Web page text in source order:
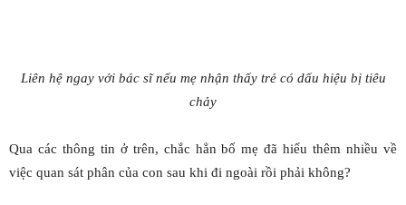
Liên hệ ngay với bác sĩ nếu mẹ nhận thấy trẻ có dấu hiệu bị tiêu
chảy
Qua các thông tin ở trên, chắc hẳn bố mẹ đã hiểu thêm nhiều về
việc quan sát phân của con sau khi đi ngoài rồi phải không?